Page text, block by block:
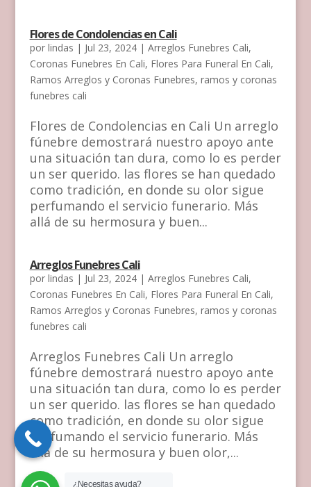
Flores de Condolencias en Cali
por lindas | Jul 23, 2024| Arreglos Funebres Cali,
Coronas Funebres En Cali, Flores Para Funeral En Cali,
Ramos Arreglos y Coronas Funebres, ramos y coronas
funebres cali
Flores de Condolencias en Cali Un arreglo
fúnebre demostrará nuestro apoyo ante
una situación tan dura, como lo es perder
un ser querido. las flores se han quedado
como tradición, en donde su olor sigue
perfumando el servicio funerario. Más
allá de su hermosura y buen...
Arreglos Funebres Cali
por lindas | Jul 23, 2024| Arreglos Funebres Cali,
Coronas Funebres En Cali, Flores Para Funeral En Cali,
Ramos Arreglos y Coronas Funebres, ramos y coronas
funebres cali
Arreglos Funebres Cali Un arreglo
fúnebre demostrará nuestro apoyo ante
una situación tan dura, como lo es perder
un ser querido. las flores se han quedado
como tradición, en donde su olor sigue
perfumando el servicio funerario. Más
allá de su hermosura y buen olor,...
¿Necesitas ayuda?